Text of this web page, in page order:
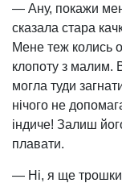
— Ану, покажи
сказала стара
Мене теж колись
клопоту з малим.
могла туди
нічого не
індиче! Залиш
плавати.
— Ні, я ще трошки